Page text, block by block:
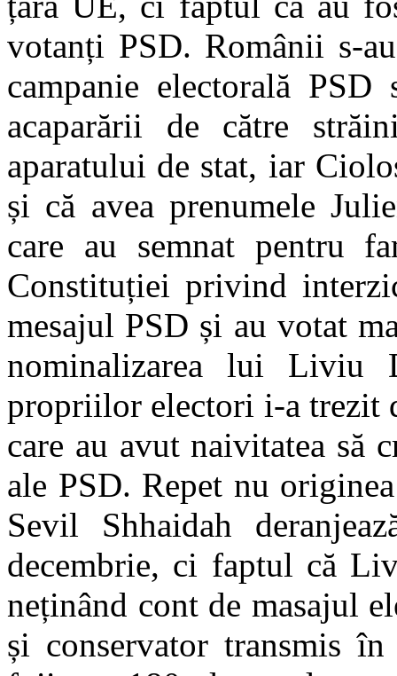
votanți PSD. Românii s-
campanie electorală
acaparării de către
aparatului de stat, iar
și că avea prenumele
care au semnat pentru
Constituției privind
mesajul PSD și au votat
nominalizarea lui Liviu
propriilor electori i-a trezit
care au avut naivitatea să
ale PSD. Repet nu
Sevil Shhaidah
decembrie, ci faptul că
neținând cont de masajul
și conservator transmis în